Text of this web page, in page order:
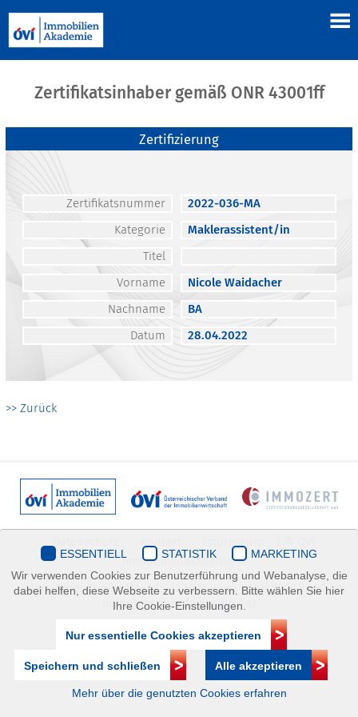
Zertifikatsinhaber gemäß ONR 43001ff
Zertifizierung
Zertifikatsnummer
2022-036-MA
Kategorie
Maklerassistent/in
Titel
Vorname
Nicole Waidacher
Nachname
BA
Datum
28.04.2022
>> Zurück
Immobilienakademie
Mariahilfer Straße 116/2.OG/2 1070 Wien | +43(1)505 32 50 |
immobilienakademie@ovi.at
ESSENTIELL STATISTIK
MARKETING
Wir verwenden Cookies zur Benutzerführung und Webanalyse, die
dabei helfen, diese Webseite zu verbessern. Bitte wählen Sie hier
Ihre Cookie-Einstellungen.
Nur essentielle Cookies akzeptieren
Speichern und schließen Alle akzeptieren
Mehr über die genutzten Cookies erfahren